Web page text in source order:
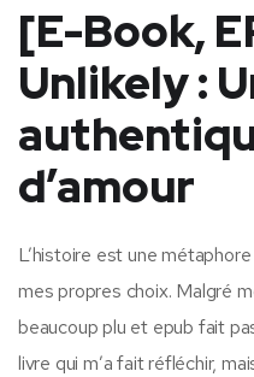
[E-Book,
Unlikely :
d’amour
L’histoire est une
mes propres choix. Malgré
beaucoup plu et epub fait
livre qui m’a fait réfléchir,